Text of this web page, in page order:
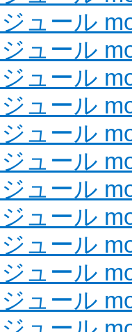
ュール
ュール
ュール
ュール
ュール
ュール
ュール
ュール
ュール
ュール
ュール